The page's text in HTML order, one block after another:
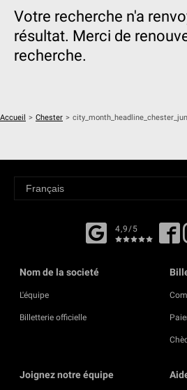
Votre recherche n'a
résultat. Merci de
recherche.
Accueil > Chester >
4,9/5
Nom de la societé
L'équipe
Billetterie officielle
Joignez notre équipe